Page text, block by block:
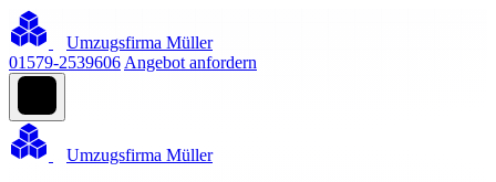
Umzugsfirma Müller
01579-2539606 Angebot anfordern
Umzugsfirma Müller